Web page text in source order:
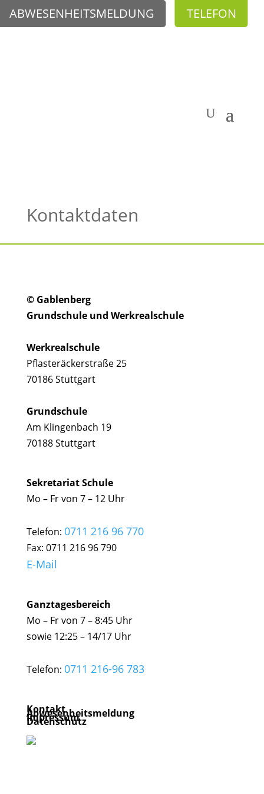
ABWESENHEITSMELDUNG TELEFON
Kontaktdaten
© Gablenberg
Grundschule und Werkrealschule
Werkrealschule
Pflasteräckerstraße 25
70186 Stuttgart
Grundschule
Am Klingenbach 19
70188 Stuttgart
Sekretariat Schule
Mo – Fr von 7 – 12 Uhr
Telefon: 0711 216 96 770
Fax: 0711 216 96 790
E-Mail
Ganztagesbereich
Mo – Fr von 7 – 8:45 Uhr
sowie 12:25 – 14/17 Uhr
Telefon: 0711 216-96 783
Kontakt
Abwesenheitsmeldung
Impressum
Datenschutz